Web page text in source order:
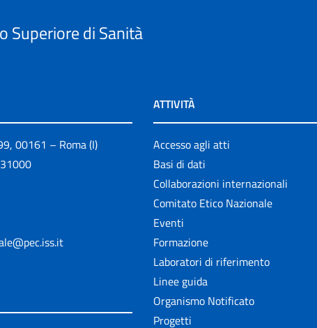
Superiore di Sanità
00161 – Roma (I)
ATTIVITÀ
Accesso agli atti
Basi di dati
Collaborazioni internazionali
Comitato Etico Nazionale
Eventi
Formazione
Laboratori di riferimento
Linee guida
Organismo Notificato
Progetti